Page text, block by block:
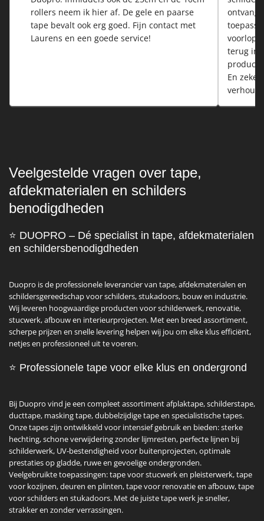
rollers neem ik hier af. De gele en paarse
tape bevalt ook erg goed. Fijn contact met
Laurens en een goede service!
terug in
En
Veelgestelde vragen over tape,
afdekmaterialen en schilders
benodigdheden
⭐ DUOPRO – Dé specialist in tape, afdekmaterialen
en schildersbenodigdheden
Duopro is de professionele leverancier van tape, afdekmaterialen en
schildersgereedschap voor schilders, stukadoors, bouw en industrie.
Wij leveren hoogwaardige producten voor schilderwerk, renovatie,
stucwerk, afbouw en interieurprojecten. Met een breed assortiment,
scherpe prijzen en snelle levering helpen wij jou om elke klus efficiënt,
netjes en professioneel uit te voeren.
⭐ Professionele tape voor elke klus en ondergrond
Bij Duopro vind je een compleet assortiment afplaktape, schilderstape,
ducttape, masking tape, dubbelzijdige tape en specialistische tapes.
Onze tapes zijn ontwikkeld voor intensief gebruik en bieden: sterke
hechting, schone verwijdering zonder lijmresten, perfecte lijnen bij
schilderwerk, UV‑bestendigheid voor buitenprojecten, optimale
prestaties op gladde, ruwe en gevoelige ondergronden.
Veelgebruikte toepassingen: tape voor stucwerk en pleisterwerk, tape
voor kozijnen, deuren en plinten, tape voor renovatie en afbouw, tape
voor schilders en stukadoors. Met de juiste tape werk je sneller,
strakker en zonder verrassingen.